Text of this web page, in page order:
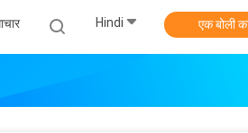
Hindi एक बोली